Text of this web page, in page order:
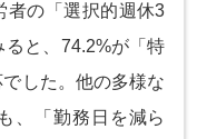
者の「選択的週休3
ると、74.2%が「特
した。他の多様な
、「勤務日を減ら